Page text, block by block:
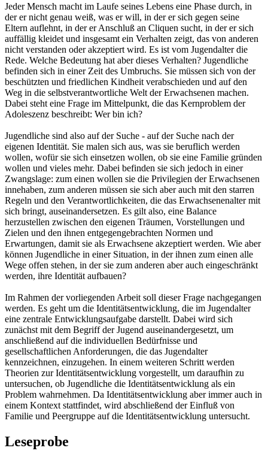
Jeder Mensch macht im Laufe seines Lebens eine Phase durch, in
der er nicht genau weiß, was er will, in der er sich gegen seine
Eltern auflehnt, in der er Anschluß an Cliquen sucht, in der er sich
auffällig kleidet und insgesamt ein Verhalten zeigt, das von anderen
nicht verstanden oder akzeptiert wird. Es ist vom Jugendalter die
Rede. Welche Bedeutung hat aber dieses Verhalten? Jugendliche
befinden sich in einer Zeit des Umbruchs. Sie müssen sich von der
beschützten und friedlichen Kindheit verabschieden und auf den
Weg in die selbstverantwortliche Welt der Erwachsenen machen.
Dabei steht eine Frage im Mittelpunkt, die das Kernproblem der
Adoleszenz beschreibt: Wer bin ich?
Jugendliche sind also auf der Suche - auf der Suche nach der
eigenen Identität. Sie malen sich aus, was sie beruflich werden
wollen, wofür sie sich einsetzen wollen, ob sie eine Familie gründen
wollen und vieles mehr. Dabei befinden sie sich jedoch in einer
Zwangslage: zum einen wollen sie die Privilegien der Erwachsenen
innehaben, zum anderen müssen sie sich aber auch mit den starren
Regeln und den Verantwortlichkeiten, die das Erwachsenenalter mit
sich bringt, auseinandersetzen. Es gilt also, eine Balance
herzustellen zwischen den eigenen Träumen, Vorstellungen und
Zielen und den ihnen entgegengebrachten Normen und
Erwartungen, damit sie als Erwachsene akzeptiert werden. Wie aber
können Jugendliche in einer Situation, in der ihnen zum einen alle
Wege offen stehen, in der sie zum anderen aber auch eingeschränkt
werden, ihre Identität aufbauen?
Im Rahmen der vorliegenden Arbeit soll dieser Frage nachgegangen
werden. Es geht um die Identitätsentwicklung, die im Jugendalter
eine zentrale Entwicklungsaufgabe darstellt. Dabei wird sich
zunächst mit dem Begriff der Jugend auseinandergesetzt, um
anschließend auf die individuellen Bedürfnisse und
gesellschaftlichen Anforderungen, die das Jugendalter
kennzeichnen, einzugehen. In einem weiteren Schritt werden
Theorien zur Identitätsentwicklung vorgestellt, um daraufhin zu
untersuchen, ob Jugendliche die Identitätsentwicklung als ein
Problem wahrnehmen. Da Identitätsentwicklung aber immer auch in
einem Kontext stattfindet, wird abschließend der Einfluß von
Familie und Peergruppe auf die Identitätsentwicklung untersucht.
Leseprobe